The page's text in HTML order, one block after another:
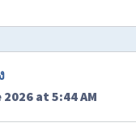
at 5:44 AM